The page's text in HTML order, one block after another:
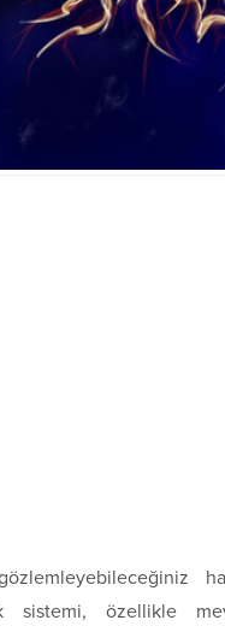
sistemi, özellikle